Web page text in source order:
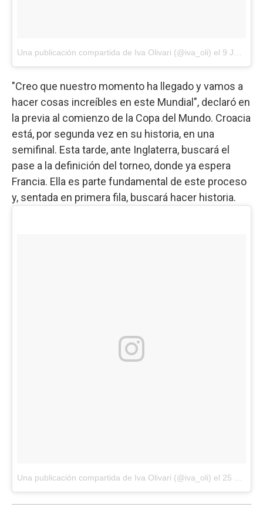
Una publicación compartida de Iva Olivari (@iva_oli) el 9 Jul, 2018 a las 11:51 PDT
"Creo que nuestro momento ha llegado y vamos a
hacer cosas increíbles en este Mundial", declaró en
la previa al comienzo de la Copa del Mundo. Croacia
está, por segunda vez en su historia, en una
semifinal. Esta tarde, ante Inglaterra, buscará el
pase a la definición del torneo, donde ya espera
Francia. Ella es parte fundamental de este proceso
y, sentada en primera fila, buscará hacer historia.
Una publicación compartida de Iva Olivari (@iva_oli) el 25 Jun, 2018 a las 11:14 PDT